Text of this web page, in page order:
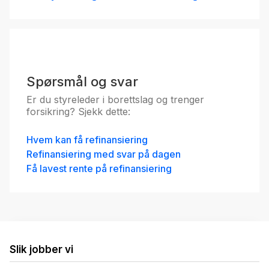
Spørsmål og svar
Er du styreleder i borettslag og trenger
forsikring? Sjekk dette:
Hvem kan få refinansiering
Refinansiering med svar på dagen
Få lavest rente på refinansiering
Slik jobber vi